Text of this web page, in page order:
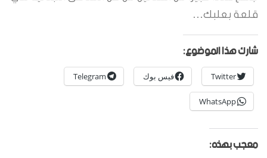
قلعة بعلبك…
شارك هذا الموضوع:
Twitter فيس بوك Telegram
WhatsApp
معجب بهذه: